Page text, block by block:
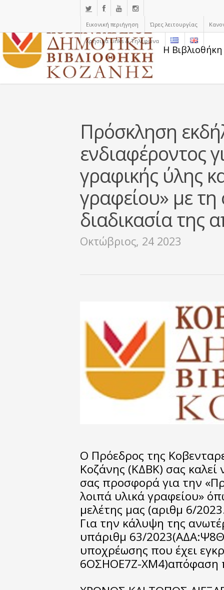
Εικονική περιήγηση Ώρες λειτουργίας
Χρήσιμα Links & Τηλέφωνα
Η
Πρόσκληση
ενδιαφέροντος
γραφικής ύλης
γραφείου» με τη
διαδικασία της
Οκτώβριος, 24 2023
Ο Πρόεδρος της
Κοζάνης (ΚΔΒΚ) σας καλεί
σας προσφορά για την
λοιπά υλικά γραφείου»
μελέτης μας (αριθμ 6/
Για την κάλυψη της
υπ΄αριθμ 63/
υποχρέωσης που έχει
6ΟΣΗΟΕ7Ζ-ΧΜ4)απόφαση